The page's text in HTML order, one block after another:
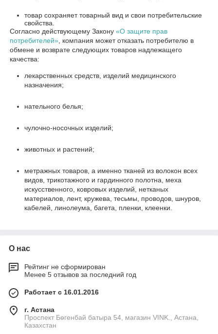
товар сохраняет товарный вид и свои потребительские
свойства.
Согласно действующему Закону «О защите прав
потребителей» , компания может отказать потребителю в
обмене и возврате следующих товаров надлежащего
качества:
лекарственных средств, изделий медицинского
назначения;
нательного белья;
чулочно-носочных изделий;
животных и растений;
метражных товаров, а именно тканей из волокон всех
видов, трикотажного и гардинного полотна, меха
искусственного, ковровых изделий, нетканых
материалов, лент, кружева, тесьмы, проводов, шнуров,
кабелей, линолеума, багета, пленки, клеенки.
О нас
Рейтинг не сформирован
Менее 5 отзывов за последний год
Работает с 16.01.2016
г. Астана
Проспект Бөгенбай батыра 54, магазин VINK., Астана,
Казахстан